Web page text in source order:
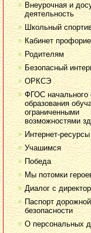
Внеурочная и
деятельность
Школьный
Кабинет
Родителям
Безопасный
ОРКСЭ
ФГОС начального
образования
ограниченными
возможностями
Интернет-ресурсы
Учашимся
Победа
Мы потомки
Диалог с
Паспорт дорожной
безопасности
О персональных